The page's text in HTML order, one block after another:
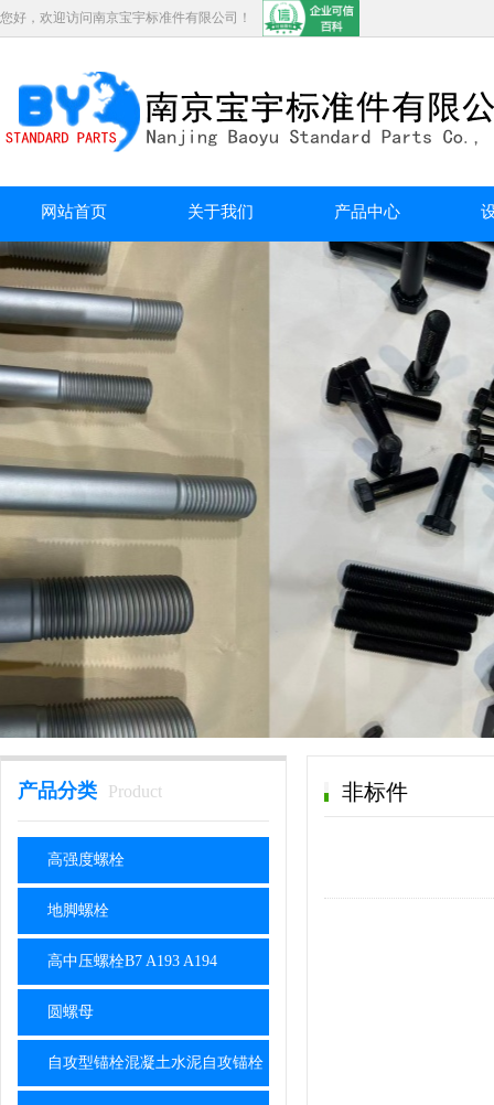
您好，欢迎访问南京宝宇标准件有限公司！
网站首页 关于我们 产品中心
产品分类 Product
高强度螺栓
地脚螺栓
高中压螺栓B7 A193 A194
圆螺母
自攻型锚栓混凝土水泥自攻锚栓
非标件